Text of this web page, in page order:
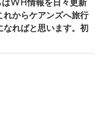
WH情報を日々更新
れからケアンズへ旅行
ればと思います。初